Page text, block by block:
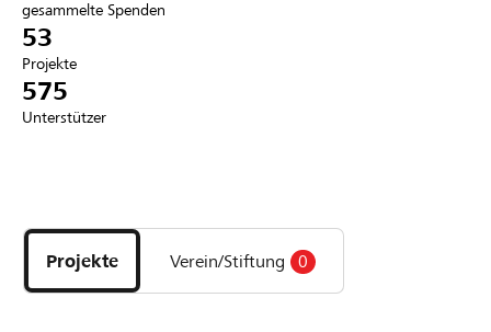
Anmelden
DE FR IT
gesammelte Spenden
53
Projekte
575
Unterstützer
Projekte
und
Organisationen
Projekte Verein/Stiftung 0